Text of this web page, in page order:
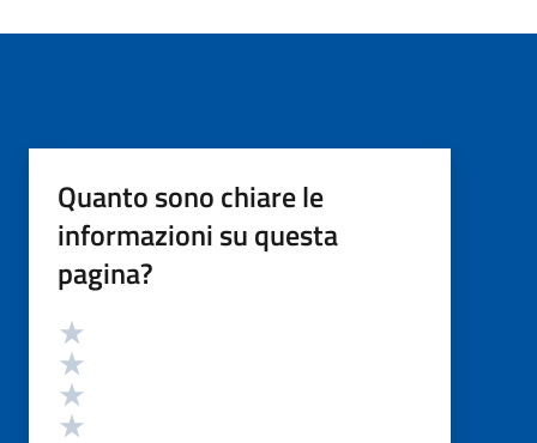
Quanto sono chiare le
informazioni su questa
pagina?
Valutazione